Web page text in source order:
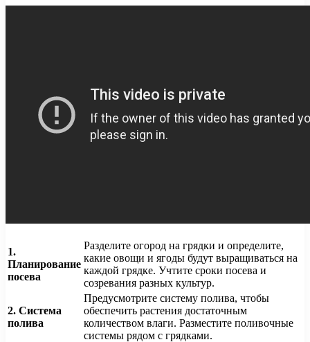
1.
Планирование
посева
Разделите огород на грядки и определите,
какие овощи и ягоды будут выращиваться на
каждой грядке. Учтите сроки посева и
созревания разных культур.
2. Система
полива
Предусмотрите систему полива, чтобы
обеспечить растения достаточным
количеством влаги. Разместите поливочные
системы рядом с грядками.